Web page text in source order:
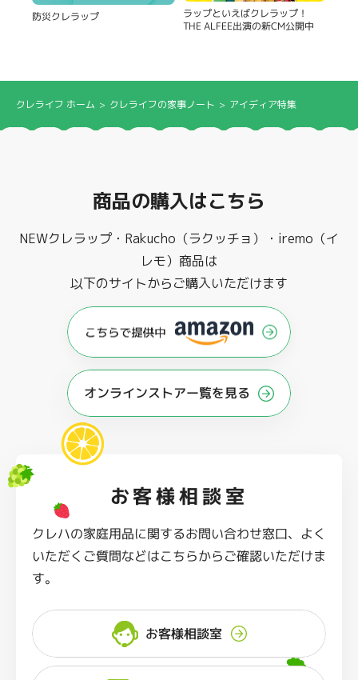
防災クレラップ ラップといえばクレラップ！
THE ALFEE出演の新CM公開中
クレライフ ホーム クレライフの家事ノート アイディア特集
商品の購入はこちら
NEWクレラップ・Rakucho（ラクッチョ）・iremo（イ
レモ）商品は
以下のサイトからご購入いただけます
オンラインストアー覧を見る
お客様相談室
クレハの家庭用品に関するお問い合わせ窓口、よく
いただくご質問などはこちらからご確認いただけま
す。
お客様相談室